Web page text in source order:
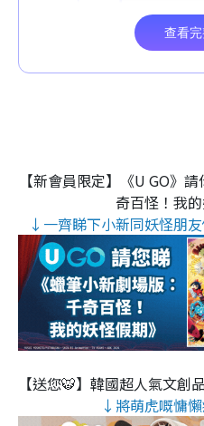
【新會員限定】《U GO》
奇百怪！我
↓一齊睇下小新同妖怪朋
【送您🐯】韓國超人氣文創
↓將萌虎嘅慵